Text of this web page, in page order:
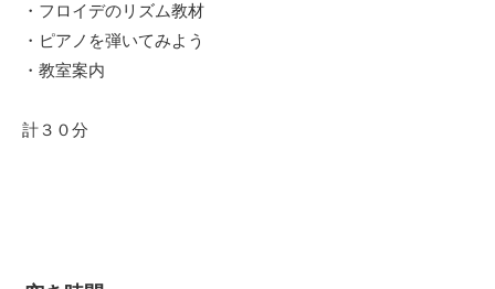
・フロイデのリズム教材
・ピアノを弾いてみよう
・教室案内
計３０分